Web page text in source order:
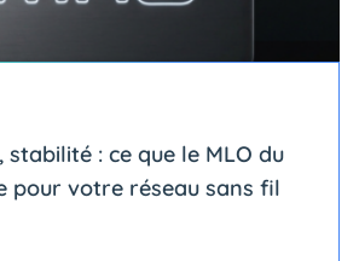
stabilité : ce que le MLO du
pour votre réseau sans fil